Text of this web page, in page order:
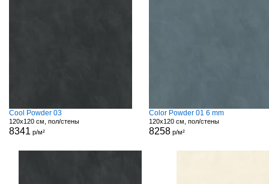
Cool Powder 03
120x120 см, пол/стены
8341 р/м²
Color Powder 01 6 mm
120x120 см, пол/стены
8258р/м²